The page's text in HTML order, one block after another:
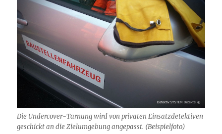
Die Undercover-Tarnung wird von privaten Einsatzdetektiven
geschickt an die Zielumgebung angepasst. (Beispielfoto)